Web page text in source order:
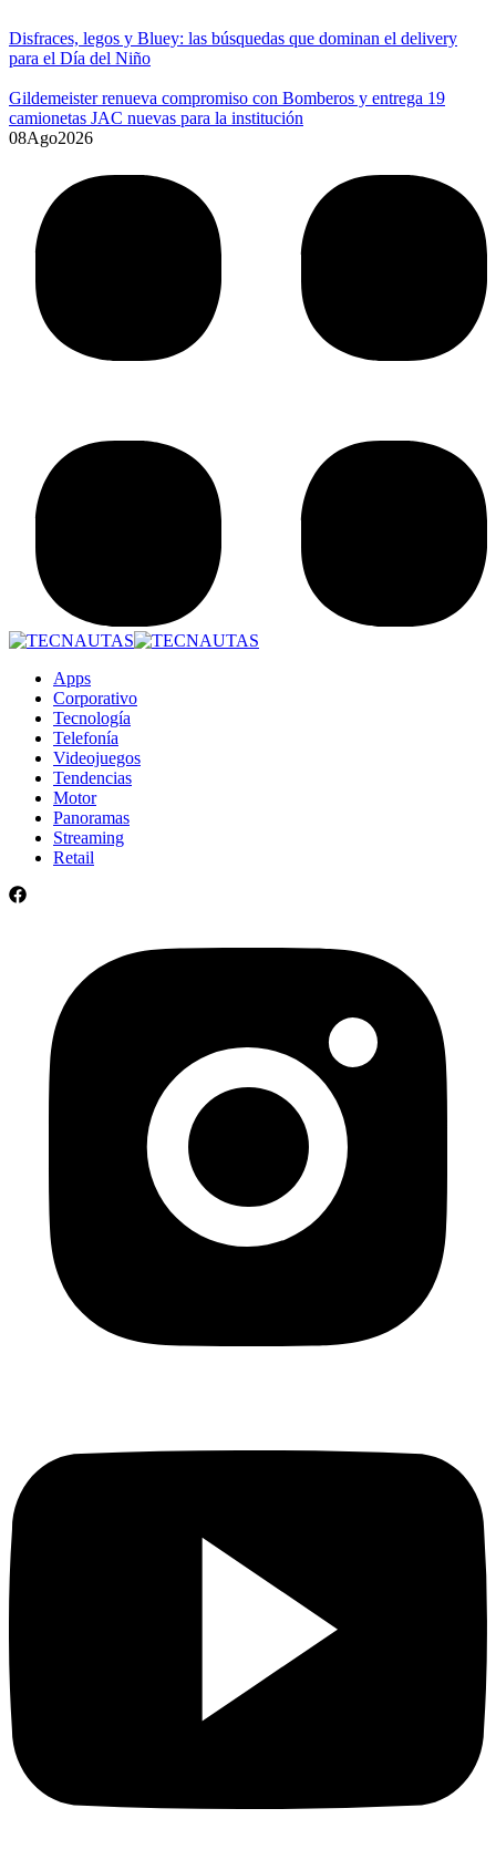
Disfraces, legos y Bluey: las búsquedas que dominan el delivery
para el Día del Niño
Gildemeister renueva compromiso con Bomberos y entrega 19
camionetas JAC nuevas para la institución
08Ago2026
Apps
Corporativo
Tecnología
Telefonía
Videojuegos
Tendencias
Motor
Panoramas
Streaming
Retail